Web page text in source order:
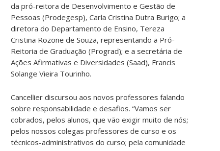
da pró-reitora de Desenvolvimento e Gestão de
Pessoas (Prodegesp), Carla Cristina Dutra Burigo; a
diretora do Departamento de Ensino, Tereza
Cristina Rozone de Souza, representando a Pró-
Reitoria de Graduação (Prograd); e a secretária de
Ações Afirmativas e Diversidades (Saad), Francis
Solange Vieira Tourinho.
Cancellier discursou aos novos professores falando
sobre responsabilidade e desafios. “Vamos ser
cobrados, pelos alunos, que vão exigir muito de nós;
pelos nossos colegas professores de curso e os
técnicos-administrativos do curso; pela comunidade